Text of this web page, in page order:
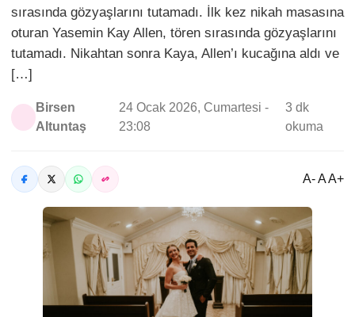
sırasında gözyaşlarını tutamadı. İlk kez nikah masasına
oturan Yasemin Kay Allen, tören sırasında gözyaşlarını
tutamadı. Nikahtan sonra Kaya, Allen’ı kucağına aldı ve
[…]
Birsen
Altuntaş
24 Ocak 2026, Cumartesi -
23:08
3 dk
okuma
A- A A+